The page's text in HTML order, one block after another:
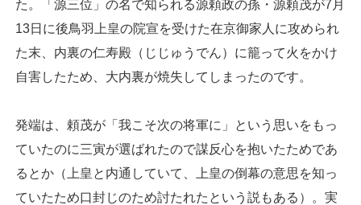
た。「源三位」の名で知られる源頼政の孫・源頼茂が7月
13日に後鳥羽上皇の院宣を受けた在京御家人に攻められ
た末、内裏の仁寿殿（じじゅうでん）に籠って火をかけ
自害したため、大内裏が焼失してしまったのです。
発端は、頼茂が「我こそ次の将軍に」という思いをもっ
ていたのに三寅が選ばれたので謀反心を抱いたためであ
るとか（上皇と内通していて、上皇の倒幕の意思を知っ
ていたため口封じのため討たれたという説もある）。実